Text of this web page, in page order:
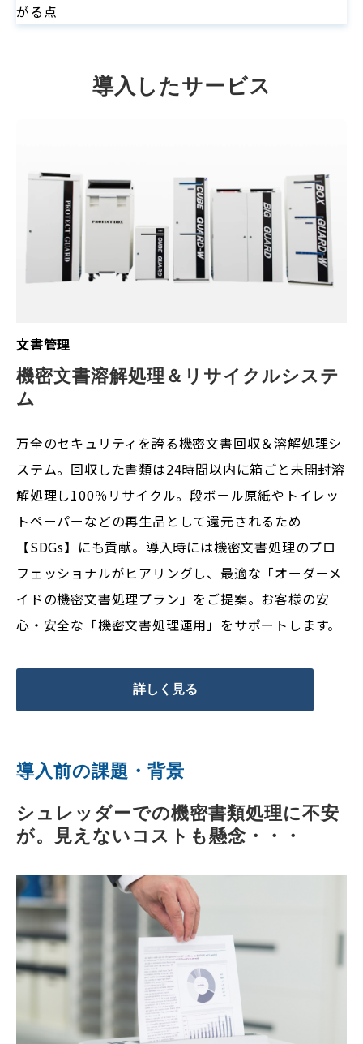
がる点
導入したサービス
文書管理
機密文書溶解処理＆リサイクルシステ
ム
万全のセキュリティを誇る機密文書回収＆溶解処理シ
ステム。回収した書類は24時間以内に箱ごと未開封溶
解処理し100％リサイクル。段ボール原紙やトイレッ
トペーパーなどの再生品として還元されるため
【SDGs】にも貢献。導入時には機密文書処理のプロ
フェッショナルがヒアリングし、最適な「オーダーメ
イドの機密文書処理プラン」をご提案。お客様の安
心・安全な「機密文書処理運用」をサポートします。
詳しく見る
導入前の課題・背景
シュレッダーでの機密書類処理に不安
が。見えないコストも懸念・・・